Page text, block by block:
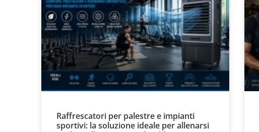
Raffrescatori per palestre e impianti
sportivi: la soluzione ideale per allenarsi